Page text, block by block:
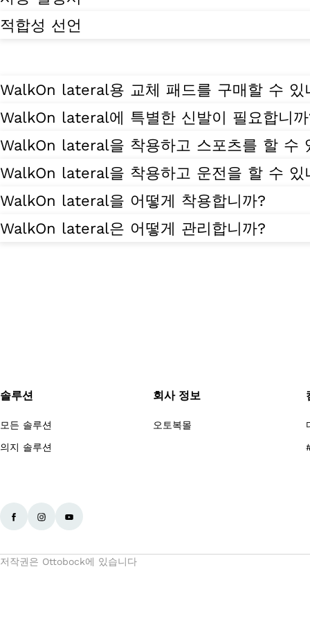
적합성 선언
WalkOn lateral용 교체 패드를 구매할 수 있
WalkOn lateral에 특별한 신발이 필요합니
WalkOn lateral을 착용하고 스포츠를 할 수
WalkOn lateral을 착용하고 운전을 할 수 있
WalkOn lateral을 어떻게 착용합니까?
WalkOn lateral은 어떻게 관리합니까?
솔루션
모든 솔루션
의지 솔루션
회사 정보
오토복몰
저작권은 Ottobock에 있습니다